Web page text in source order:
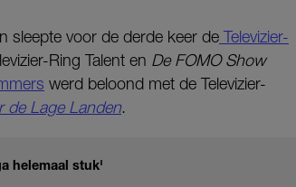
sleepte voor de derde keer de Televizier-
Ring Talent en De FOMO Show
werd beloond met de Televizier-
de Lage Landen.
helemaal stuk'